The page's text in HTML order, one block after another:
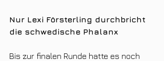
Nur Lexi Försterling durchbricht
die schwedische Phalanx
Bis zur finalen Runde hatte es noch